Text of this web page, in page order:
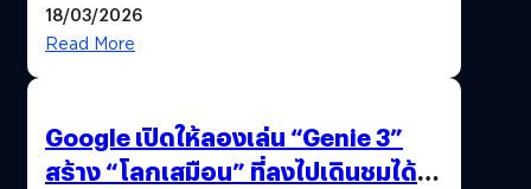
18/03/2026
Read More
Google เปิดให้ลองเล่น “Genie 3”
สร้าง “โลกเสมือน” ที่ลงไปเดินชมได้